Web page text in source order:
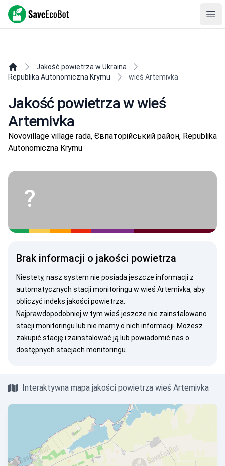
SaveEcoBot
Jakość powietrza w Ukraina
Republika Autonomiczna Krymu
wieś Artemivka
Jakość powietrza w wieś
Artemivka
Novovillage village rada, Євпаторійський район, Republika
Autonomiczna Krymu
?
Brak informacji o jakości powietrza
Niestety, nasz system nie posiada jeszcze informacji z
automatycznych stacji monitoringu w wieś Artemivka, aby
obliczyć indeks jakości powietrza.
Najprawdopodobniej w tym wieś jeszcze nie zainstalowano
stacji monitoringu lub nie mamy o nich informacji. Możesz
zakupić stację i zainstalować ją lub powiadomić nas o
dostępnych stacjach monitoringu.
Interaktywna mapa jakości powietrza wieś Artemivka